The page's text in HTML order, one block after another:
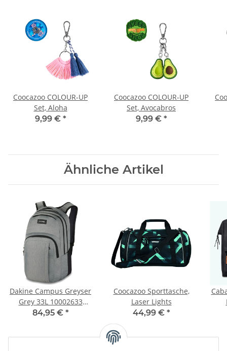
Coocazoo COLOUR-UP
Set, Aloha
9,99 € *
Coocazoo COLOUR-UP
Set, Avocabros
9,99 € *
Ähnliche Artikel
Dakine Campus Greyser
Grey 33L 10002633
Rucksack
84,95 € *
Coocazoo Sporttasche,
Laser Lights
44,99 € *